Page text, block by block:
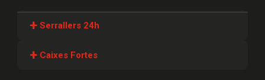
+ Serrallers 24h
Serrallers Girona
+ Caixes Fortes